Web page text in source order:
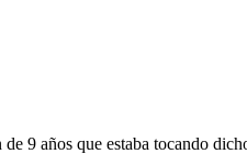
9 años que estaba tocando